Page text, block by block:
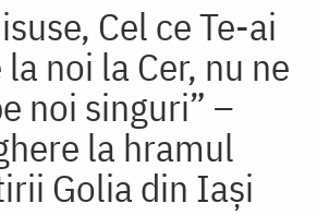
Cel ce Te-ai
noi la Cer, nu ne
noi singuri” –
la hramul
Golia din Iași